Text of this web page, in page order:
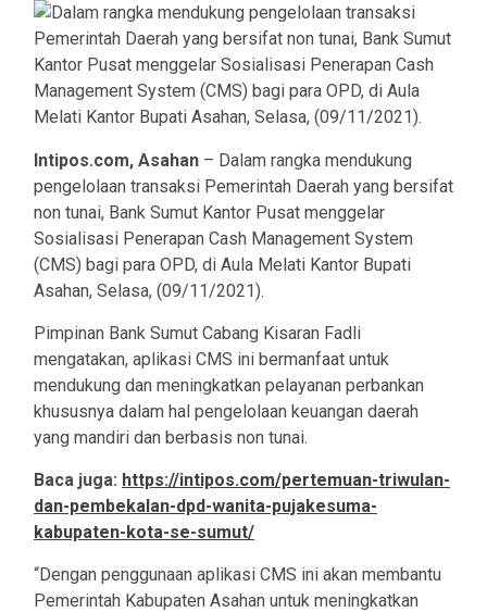
Intipos.com, Asahan – Dalam rangka mendukung
pengelolaan transaksi Pemerintah Daerah yang bersifat
non tunai, Bank Sumut Kantor Pusat menggelar
Sosialisasi Penerapan Cash Management System
(CMS) bagi para OPD, di Aula Melati Kantor Bupati
Asahan, Selasa, (09/11/2021).
Pimpinan Bank Sumut Cabang Kisaran Fadli
mengatakan, aplikasi CMS ini bermanfaat untuk
mendukung dan meningkatkan pelayanan perbankan
khususnya dalam hal pengelolaan keuangan daerah
yang mandiri dan berbasis non tunai.
Baca juga: https://intipos.com/pertemuan-triwulan-
dan-pembekalan-dpd-wanita-pujakesuma-
kabupaten-kota-se-sumut/
“Dengan penggunaan aplikasi CMS ini akan membantu
Pemerintah Kabupaten Asahan untuk meningkatkan